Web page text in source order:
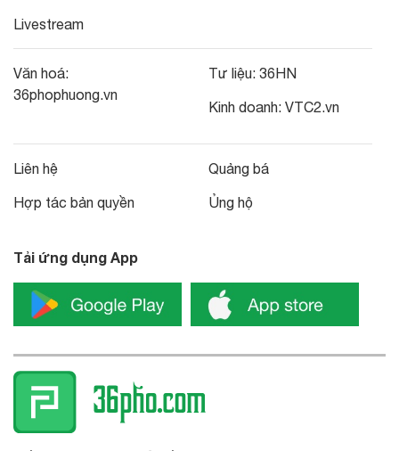
Livestream
Văn hoá:
36phophuong.vn
Tư liệu: 36HN
Kinh doanh: VTC2.vn
Liên hệ
Hợp tác bản quyền
Quảng bá
Ủng hộ
Tải ứng dụng App